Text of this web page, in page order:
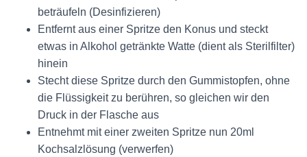
beträufeln (Desinfizieren)
Entfernt aus einer Spritze den Konus und steckt
etwas in Alkohol getränkte Watte (dient als Sterilfilter)
hinein
Stecht diese Spritze durch den Gummistopfen, ohne
die Flüssigkeit zu berühren, so gleichen wir den
Druck in der Flasche aus
Entnehmt mit einer zweiten Spritze nun 20ml
Kochsalzlösung (verwerfen)